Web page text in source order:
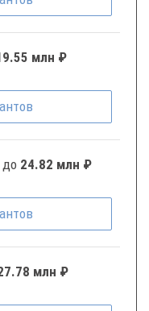
млн ₽
до 24.82 млн ₽
млн ₽